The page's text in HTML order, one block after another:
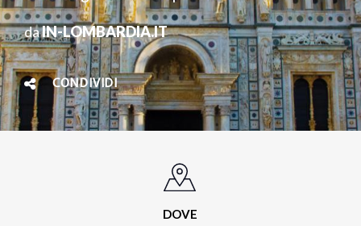
daIN-LOMBARDIA.IT
CONDIVIDI
DOVE